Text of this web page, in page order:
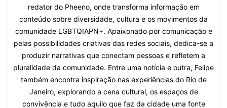
redator do Pheeno, onde transforma informação em
conteúdo sobre diversidade, cultura e os movimentos da
comunidade LGBTQIAPN+. Apaixonado por comunicação e
pelas possibilidades criativas das redes sociais, dedica-se a
produzir narrativas que conectam pessoas e refletem a
pluralidade da comunidade. Entre uma notícia e outra, Felipe
também encontra inspiração nas experiências do Rio de
Janeiro, explorando a cena cultural, os espaços de
convivência e tudo aquilo que faz da cidade uma fonte